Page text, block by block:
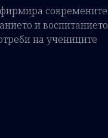
современите
и воспитанието
на учениците